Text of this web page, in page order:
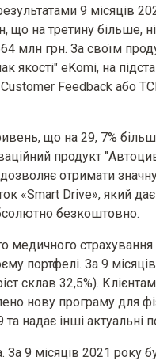
9 місяців
на третину більше,
млн грн. За своїм
eKomi, на
Feedback або
що на 29, 7%
продукт
отримати
«Smart Drive», який дає
безкоштовно.
медичного страхування
портфелі. За 9
склав 32,5%).
нову програму для
надає інші актуальні
За 9 місяців 2021 року